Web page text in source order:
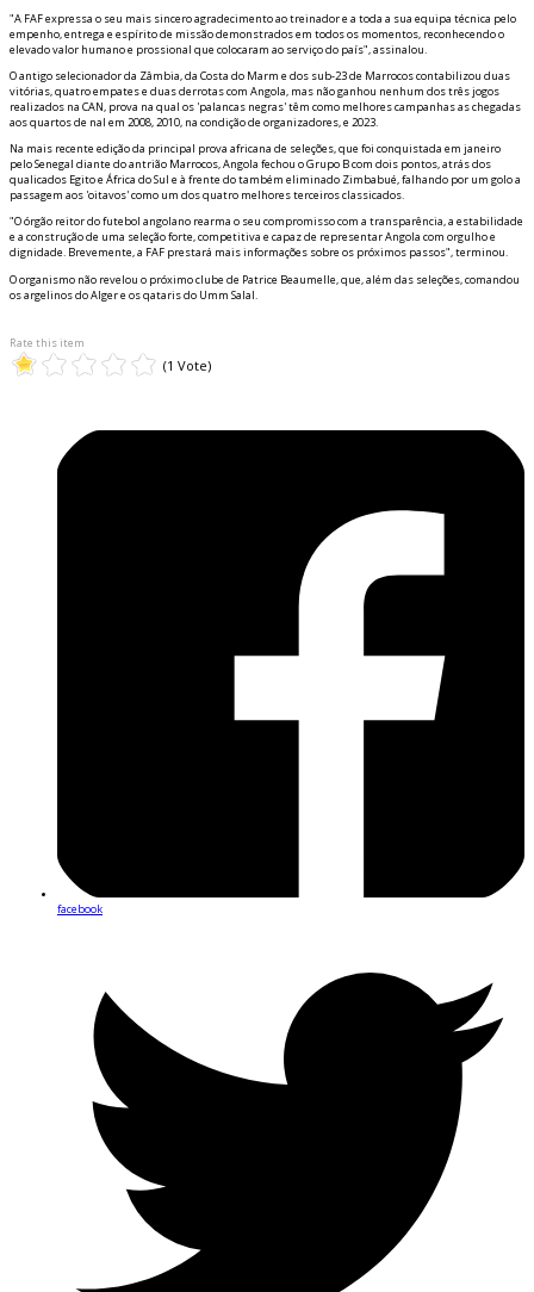
"A FAF expressa o seu mais sincero agradecimento ao treinador e a toda a sua equipa técnica pelo
empenho, entrega e espírito de missão demonstrados em todos os momentos, reconhecendo o
elevado valor humano e profissional que colocaram ao serviço do país", assinalou.
O antigo selecionador da Zâmbia, da Costa do Marfim e dos sub-23 de Marrocos contabilizou duas
vitórias, quatro empates e duas derrotas com Angola, mas não ganhou nenhum dos três jogos
realizados na CAN, prova na qual os 'palancas negras' têm como melhores campanhas as chegadas
aos quartos de final em 2008, 2010, na condição de organizadores, e 2023.
Na mais recente edição da principal prova africana de seleções, que foi conquistada em janeiro
pelo Senegal diante do anfitrião Marrocos, Angola fechou o Grupo B com dois pontos, atrás dos
qualificados Egito e África do Sul e à frente do também eliminado Zimbabué, falhando por um golo a
passagem aos 'oitavos' como um dos quatro melhores terceiros classificados.
"O órgão reitor do futebol angolano reafirma o seu compromisso com a transparência, a estabilidade
e a construção de uma seleção forte, competitiva e capaz de representar Angola com orgulho e
dignidade. Brevemente, a FAF prestará mais informações sobre os próximos passos", terminou.
O organismo não revelou o próximo clube de Patrice Beaumelle, que, além das seleções, comandou
os argelinos do Alger e os qataris do Umm Salal.
Rate this item
(1 Vote)
facebook